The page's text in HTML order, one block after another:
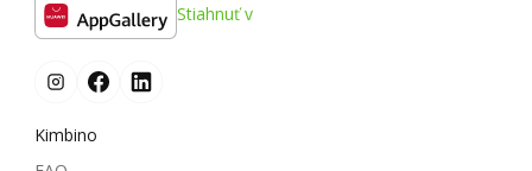
Stiahnuť v
Kimbino